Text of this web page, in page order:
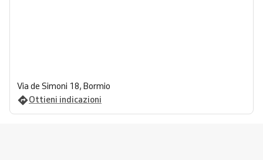
Via de Simoni 18, Bormio
Ottieni indicazioni